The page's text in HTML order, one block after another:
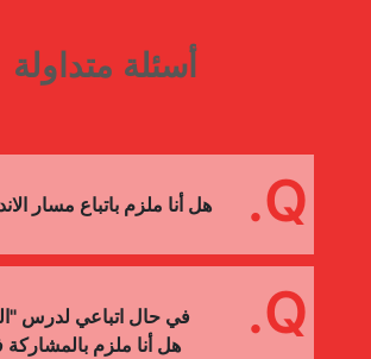
أسئلة متداولة
Q. هل أنا ملزم باتباع مسار
Q.
في حال اتباعي لدرس
هل أنا ملزم